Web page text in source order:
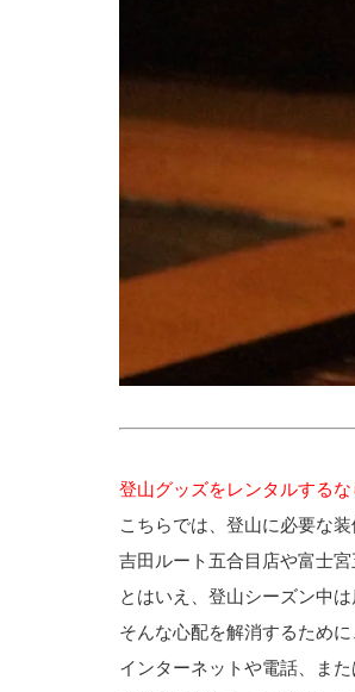
登山グッズをレンタルする
こちらでは、登山に必要な
吉田ルート五合目店や富士
とはいえ、登山シーズン中
そんな心配を解消するために
インターネットや電話 、ま